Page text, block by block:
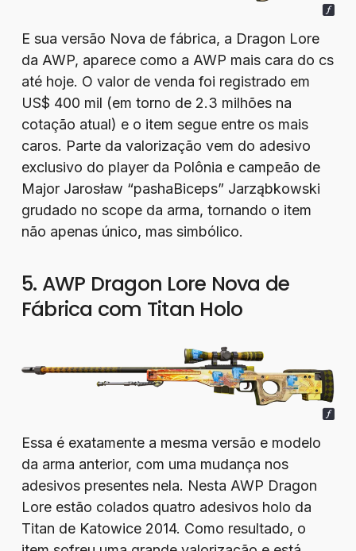
E sua versão Nova de fábrica, a Dragon Lore
da AWP, aparece como a AWP mais cara do cs
até hoje. O valor de venda foi registrado em
US$ 400 mil (em torno de 2.3 milhões na
cotação atual) e o item segue entre os mais
caros. Parte da valorização vem do adesivo
exclusivo do player da Polônia e campeão de
Major Jarosław “pashaBiceps” Jarząbkowski
grudado no scope da arma, tornando o item
não apenas único, mas simbólico.
5. AWP Dragon Lore Nova de
Fábrica com Titan Holo
Essa é exatamente a mesma versão e modelo
da arma anterior, com uma mudança nos
adesivos presentes nela. Nesta AWP Dragon
Lore estão colados quatro adesivos holo da
Titan de Katowice 2014. Como resultado, o